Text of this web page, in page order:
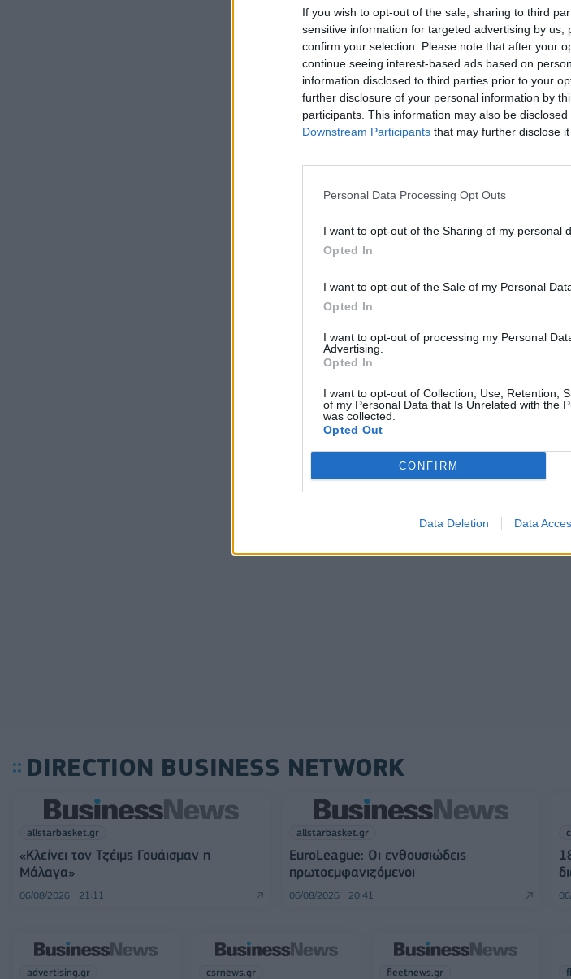
If you wish to opt-out of the sale, sharing to third
sensitive information for targeted advertising by
confirm your selection. Please note that after your
continue seeing interest-based ads based on
information disclosed to third parties prior to your
further disclosure of your personal information by
participants. This information may also be
Downstream Participants that may further disclose
Personal Data Processing Opt Outs
I want to opt-out of the Sharing of my personal
Opted In
I want to opt-out of the Sale of my Personal
Opted In
I want to opt-out of processing my Personal
Advertising.
Opted In
I want to opt-out of Collection, Use, Retention,
of my Personal Data that Is Unrelated with the
was collected.
Opted Out
CONFIRM
Data Deletion Data
DIRECTION BUSINESS NETWORK
allstarbasket.gr
«Κλείνει τον Τζέιμς Γουάισμαν η
Μάλαγα»
06/08/2026 - 21:11
allstarbasket.gr
EuroLeague: Οι ενθουσιώδεις
πρωτοεμφανιζόμενοι
06/08/2026 - 20:41
advertising.gr csrnews.gr fleetnews.gr